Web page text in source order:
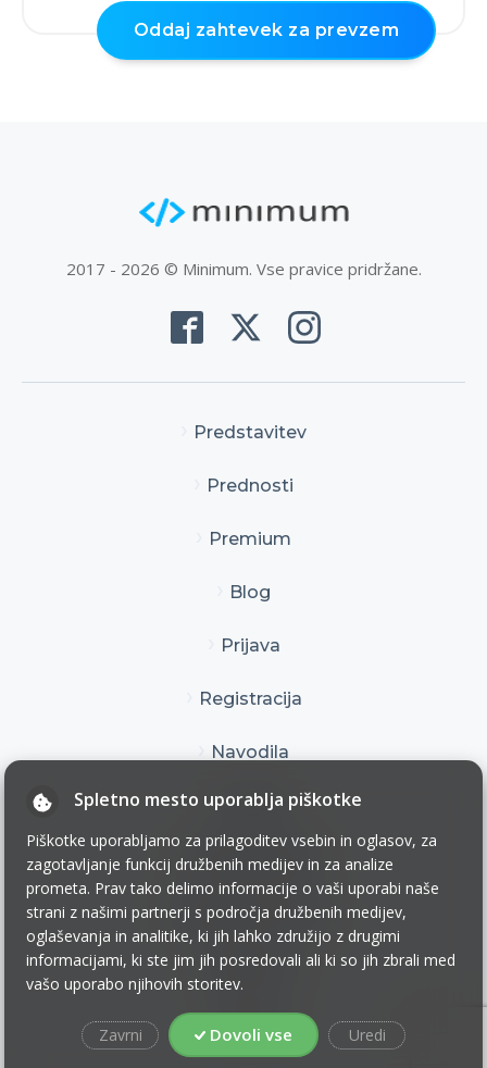
2017 - 2026 © Minimum. Vse pravice pridržane.
Predstavitev
Prednosti
Premium
Blog
Prijava
Registracija
Navodila
Kontakt
Pogoji uporabe
Pogoji poslovanja
Zasebnost
Piškotki
Spletno mesto uporablja piškotke
Piškotke uporabljamo za prilagoditev vsebin in oglasov, za
zagotavljanje funkcij družbenih medijev in za analize
prometa. Prav tako delimo informacije o vaši uporabi naše
strani z našimi partnerji s področja družbenih medijev,
oglaševanja in analitike, ki jih lahko združijo z drugimi
informacijami, ki ste jim jih posredovali ali ki so jih zbrali med
vašo uporabo njihovih storitev.
Zavrni Dovoli vse Uredi